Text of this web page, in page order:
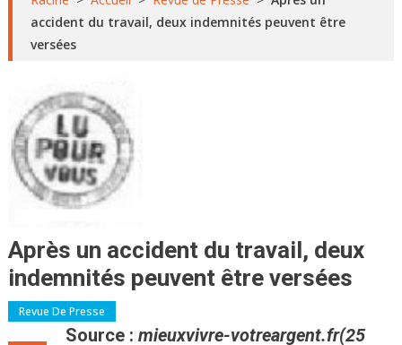
accident du travail, deux indemnités peuvent être
versées
Après un accident du travail, deux
indemnités peuvent être versées
Revue De Presse
Source :mieuxvivre-votreargent.fr(25